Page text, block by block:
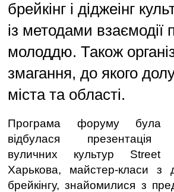
брейкінг і діджеінг
із методами взаємодії
молоддю. Також
змагання, до якого
міста та області.
Програма форуму була
відбулася презентація
вуличних культур
Харькова, майстер-класи з
брейкінгу, знайомилися з